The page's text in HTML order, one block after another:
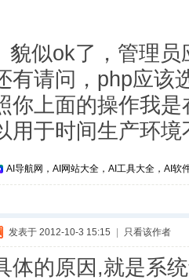
貌似ok了，管理员
有请问，php应该
你上面的操作我
用于时间生产环
AI导航网，AI网站大全，AI工具大全，AI软
发表于 2012-10-3 15:15 只看该作者
体的原因,就是系